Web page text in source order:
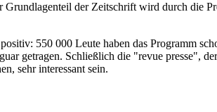
der Zeitschrift wird durch die
550 000 Leute haben das Programm
getragen. Schließlich die "revue presse",
sehr interessant sein.